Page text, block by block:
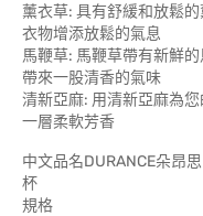
薰衣草: 具有舒緩和放鬆
衣物增添放鬆的氣息
馬鞭草: 馬鞭草帶有新鮮
帶來一股清香的氣味
清新亞麻: 用清新亞麻為
一層柔軟芳香
中文品名DURANCE朵昂
杯
規格